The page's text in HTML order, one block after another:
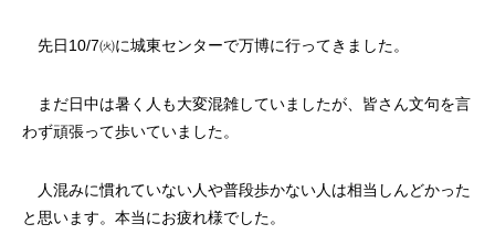
先日10/7㈫に城東センターで万博に行ってきました。
まだ日中は暑く人も大変混雑していましたが、皆さん文句を言
わず頑張って歩いていました。
人混みに慣れていない人や普段歩かない人は相当しんどかった
と思います。本当にお疲れ様でした。